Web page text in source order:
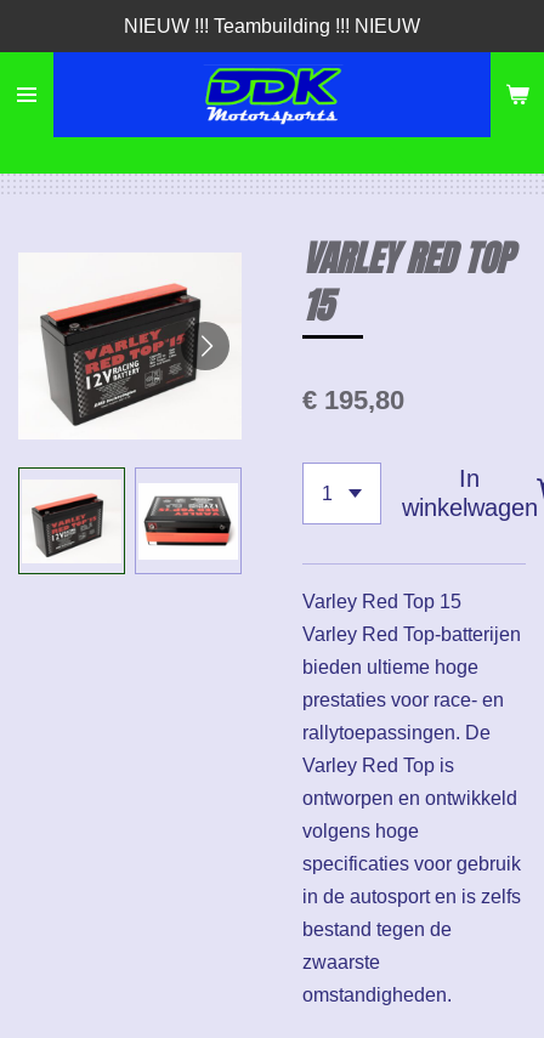
direct
naar
NIEUW !!! Teambuilding !!! NIEUW
VARLEY RED TOP
15
€ 195,80
In
winkelwagen
Varley Red Top 15
Varley Red Top-batterijen
bieden ultieme hoge
prestaties voor race- en
rallytoepassingen. De
Varley Red Top is
ontworpen en ontwikkeld
volgens hoge
specificaties voor gebruik
in de autosport en is zelfs
bestand tegen de
zwaarste
omstandigheden.